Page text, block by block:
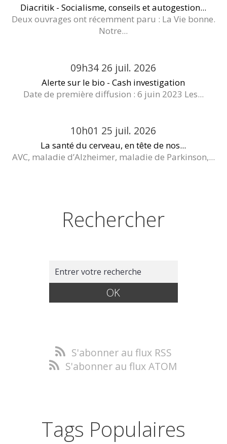
Diacritik - Socialisme, conseils et autogestion...
Deux ouvrages ont récemment paru : La Vie bonne.
Notre...
09h34 26 juil. 2026
Alerte sur le bio - Cash investigation
Date de première diffusion : 6 juin 2023 Les...
10h01 25 juil. 2026
La santé du cerveau, en tête de nos...
AVC, maladie d’Alzheimer, maladie de Parkinson,...
Rechercher
S'abonner au flux RSS
S'abonner au flux ATOM
Tags Populaires